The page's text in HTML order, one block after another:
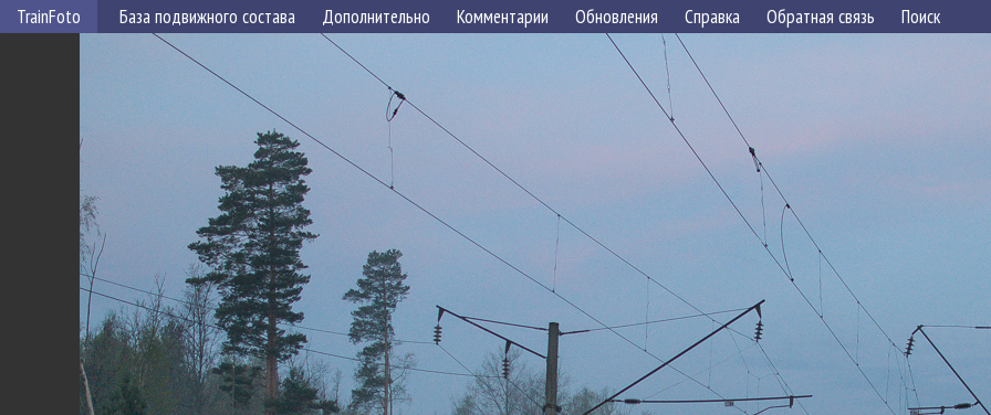
TrainFoto База подвижного состава Дополнительно Комментарии Обновления Справка Обратная связь Поиск